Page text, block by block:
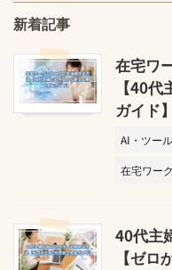
新着記事
在宅ワ
【40
ガイド】
AI・ツー
在宅ワー
40代主
【ゼロ